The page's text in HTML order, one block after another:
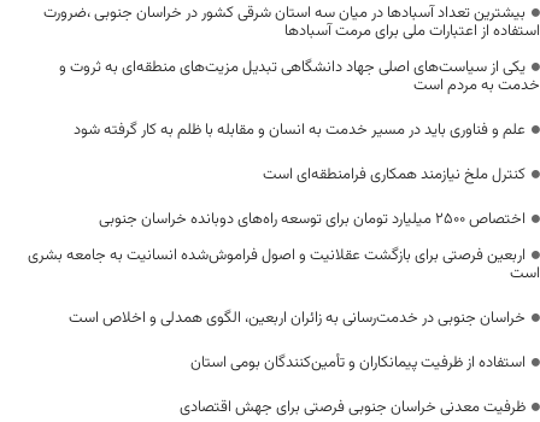
بیشترین تعداد آسبادها در میان سه استان شرقی کشور در خراسان جنوبی ،ضرورت
استفاده از اعتبارات ملی برای مرمت آسبادها
یکی از سیاست‌های اصلی جهاد دانشگاهی تبدیل مزیت‌های منطقه‌ای به ثروت و
خدمت به مردم است
علم و فناوری باید در مسیر خدمت به انسان و مقابله با ظلم به کار گرفته شود
کنترل ملخ نیازمند همکاری فرامنطقه‌ای است
اختصاص 2500 میلیارد تومان برای توسعه راه‌های دوبانده خراسان جنوبی
اربعین فرصتی برای بازگشت عقلانیت و اصول فراموش‌شده انسانیت به جامعه بشری
است
خراسان جنوبی در خدمت‌رسانی به زائران اربعین، الگوی همدلی و اخلاص است
استفاده از ظرفیت پیمانکاران و تأمین‌کنندگان بومی استان
ظرفیت معدنی خراسان جنوبی فرصتی برای جهش اقتصادی